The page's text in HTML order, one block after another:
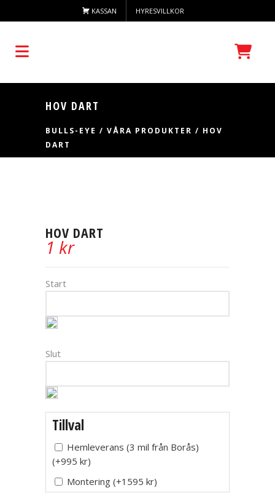
KASSAN HYRESVILLKOR
HOV DART
BULLS-EYE / VÅRA PRODUKTER / HOV
DART
HOV DART
1 kr
Start
Slut
Tillval
Hemleverans (3 mil från Borås)
(+995 kr)
Montering (+1595 kr)